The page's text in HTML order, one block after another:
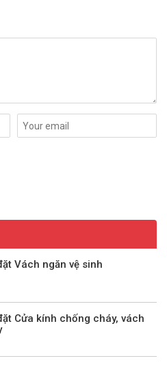
Vách ngăn vệ sinh
Cửa kính chống cháy, vách